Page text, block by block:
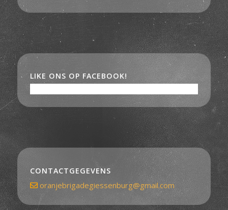
LIKE ONS OP FACEBOOK!
CONTACTGEGEVENS
oranjebrigadegiessenburg@gmail.com